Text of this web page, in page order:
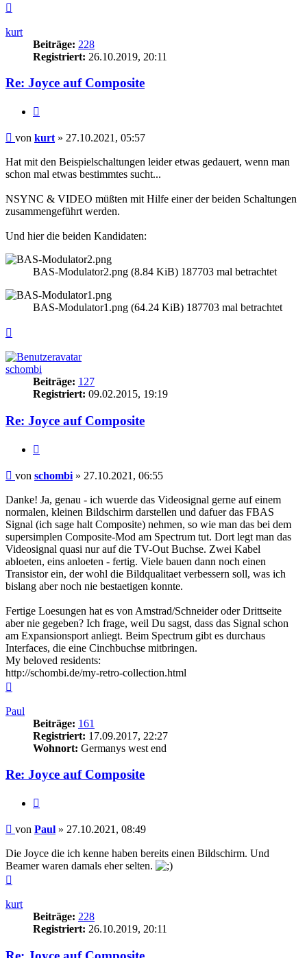
kurt
Beiträge: 228
Registriert: 26.10.2019, 20:11
Re: Joyce auf Composite
Beitrag
von kurt » 27.10.2021, 05:57
Hat mit den Beispielschaltungen leider etwas gedauert, wenn man
schon mal etwas bestimmtes sucht...
NSYNC & VIDEO müßten mit Hilfe einer der beiden Schaltungen
zusammengeführt werden.
Und hier die beiden Kandidaten:
BAS-Modulator2.png (8.84 KiB) 187703 mal betrachtet
BAS-Modulator1.png (64.24 KiB) 187703 mal betrachtet
schombi
Beiträge: 127
Registriert: 09.02.2015, 19:19
Re: Joyce auf Composite
Beitrag
von schombi » 27.10.2021, 06:55
Danke! Ja, genau - ich wuerde das Videosignal gerne auf einem
normalen, kleinen Bildschirm darstellen und dafuer das FBAS
Signal (ich sage halt Composite) nehmen, so wie man das bei dem
supersimplen Composite-Mod am Spectrum tut. Dort legt man das
Videosignal quasi nur auf die TV-Out Buchse. Zwei Kabel
abloeten, eins anloeten - fertig. Viele bauen dann noch einen
Transistor ein, der wohl die Bildqualitaet verbessern soll, was ich
bislang aber noch nie bestaetigen konnte.
Fertige Loesungen hat es von Amstrad/Schneider oder Drittseite
aber nie gegeben? Ich frage, weil Du sagst, dass das Signal schon
am Expansionsport anliegt. Beim Spectrum gibt es durchaus
Interfaces, die eine Cinchbuchse mitbringen.
My beloved residents:
http://schombi.de/my-retro-collection.html
Paul
Beiträge: 161
Registriert: 17.09.2017, 22:27
Wohnort: Germanys west end
Re: Joyce auf Composite
Beitrag
von Paul » 27.10.2021, 08:49
Die Joyce die ich kenne haben bereits einen Bildschirm. Und
Beamer waren damals eher selten.
kurt
Beiträge: 228
Registriert: 26.10.2019, 20:11